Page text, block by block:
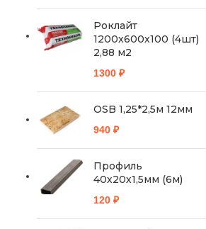
Роклайт
1200х600х100 (4шт)
2,88 м2
1300 ₽
OSB 1,25*2,5м 12мм
940 ₽
Профиль
40х20х1,5мм (6м)
120 ₽